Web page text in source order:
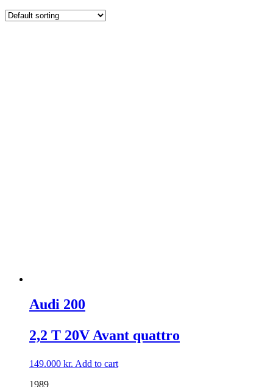
Audi 200
2,2 T 20V Avant quattro
149.000 kr. Add to cart
1989